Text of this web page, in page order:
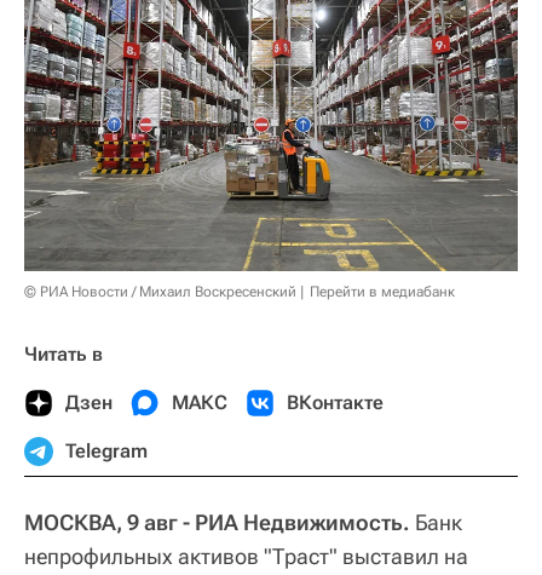
© РИА Новости / Михаил Воскресенский Перейти в медиабанк
Читать в
Дзен МАКС ВКонтакте
Telegram
МОСКВА, 9 авг - РИА Недвижимость. Банк
непрофильных активов "Траст" выставил на